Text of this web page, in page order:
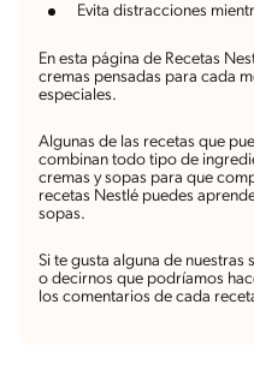
Evita distracciones
En esta página de Recetas
cremas pensadas para cada
especiales.
Algunas de las recetas que
combinan todo tipo de
cremas y sopas para que
recetas Nestlé puedes
sopas.
Si te gusta alguna de nuestras
o decirnos que podríamos
los comentarios de cada